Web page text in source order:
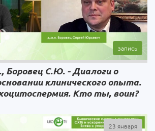
Боровец С.Ю. - Диалоги о
клинического опыта.
Кто ты, воин?
23 января